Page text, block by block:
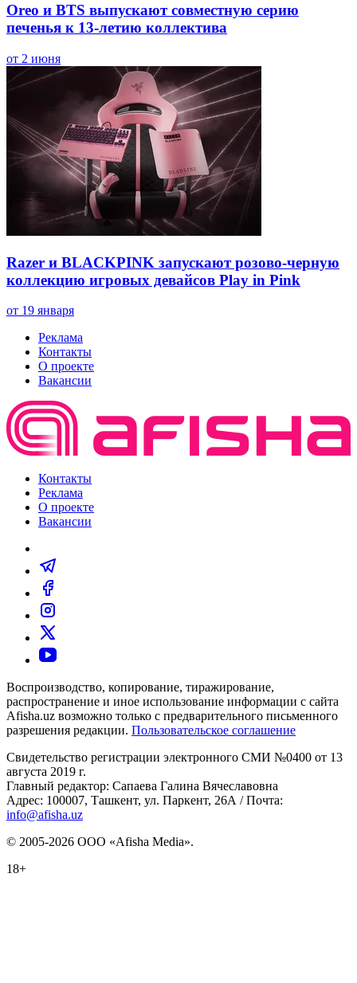
Oreo и BTS выпускают совместную серию
печенья к 13-летию коллектива
от 2 июня
Razer и BLACKPINK запускают розово-черную
коллекцию игровых девайсов Play in Pink
от 19 января
Реклама
Контакты
О проекте
Вакансии
Контакты
Реклама
О проекте
Вакансии
Воспроизводство, копирование, тиражирование,
распространение и иное использование информации с сайта
Afisha.uz возможно только с предварительного письменного
разрешения редакции. Пользовательское соглашение
Свидетельство регистрации электронного СМИ №0400 от 13
августа 2019 г.
Главный редактор: Сапаева Галина Вячеславовна
Адрес: 100007, Ташкент, ул. Паркент, 26А / Почта:
info@afisha.uz
© 2005-2026 ООО «Afisha Media».
18+